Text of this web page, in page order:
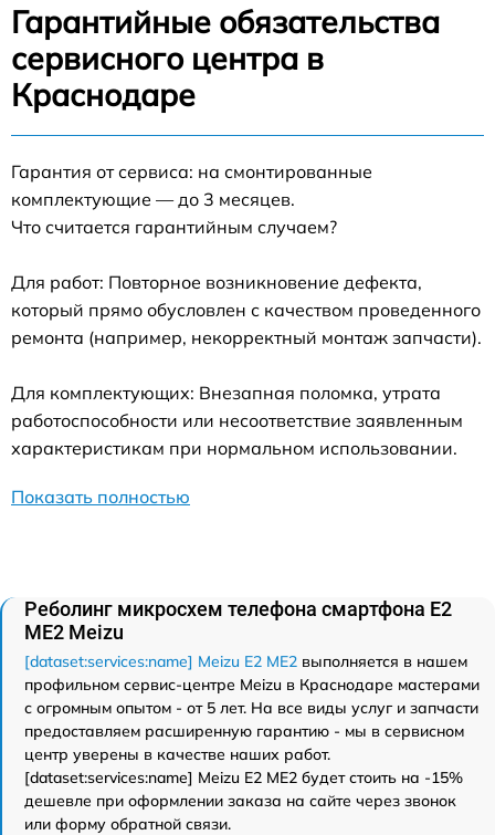
Гарантийные обязательства
сервисного центра в
Краснодаре
Гарантия от сервиса: на смонтированные
комплектующие — до 3 месяцев.
Что считается гарантийным случаем?
Для работ: Повторное возникновение дефекта,
который прямо обусловлен с качеством проведенного
ремонта (например, некорректный монтаж запчасти).
Для комплектующих: Внезапная поломка, утрата
работоспособности или несоответствие заявленным
характеристикам при нормальном использовании.
Показать полностью
Реболинг микросхем телефона смартфона E2
ME2 Meizu
[dataset:services:name] Meizu E2 ME2 выполняется в нашем
профильном сервис-центре Meizu в Краснодаре мастерами
с огромным опытом - от 5 лет. На все виды услуг и запчасти
предоставляем расширенную гарантию - мы в сервисном
центр уверены в качестве наших работ.
[dataset:services:name] Meizu E2 ME2 будет стоить на -15%
дешевле при оформлении заказа на сайте через звонок
или форму обратной связи.